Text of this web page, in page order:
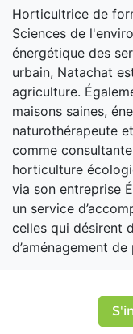
Horticultrice de
Sciences de
énergétique des
urbain, Natachat
agriculture.
maisons saines,
naturothérapeute
comme
horticulture
via son entreprise
un service
celles qui désirent
d’aménagement